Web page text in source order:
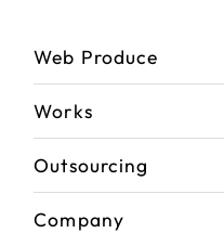
Web Produce
Works
Outsourcing
Company